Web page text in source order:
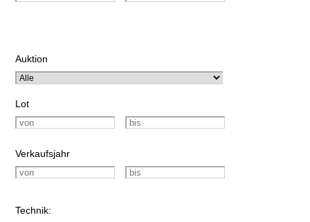
Auktion
Lot
Verkaufsjahr
Technik: